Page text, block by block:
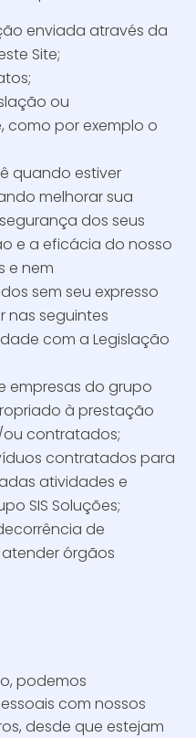
enviada através da
Site;
ou
como por exemplo o
quando estiver
melhorar sua
dos seus
e a eficácia do nosso
e nem
sem seu expresso
nas seguintes
com a Legislação
empresas do grupo
à prestação
contratados;
contratados para
atividades e
SIS Soluções;
de
órgãos
podemos
com nossos
desde que estejam